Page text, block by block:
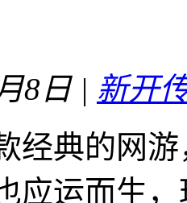
8日 | 新开
经典的网
应运而生